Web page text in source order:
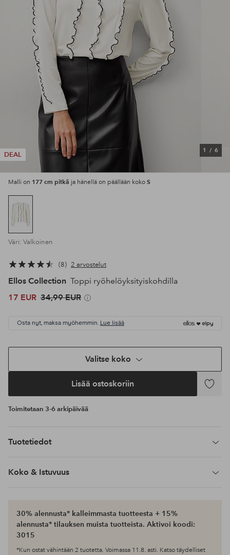
DEAL
1 / 6
Malli on 177 cm pitkä ja hänellä on päällään koko S
Väri: Valkoinen
8 2 arvostelut
Ellos Collection Toppi ryöhelöyksityiskohdilla
17 EUR 34,99 EUR
Osta nyt, maksa myöhemmin. Lue lisää
Valitse koko
Lisää ostoskoriin
Lisää
Toimitetaan 3-6 arkipäivää
Tuotetiedot
Koko & Istuvuus
30% alennusta* kalleimmasta tuotteesta + 15%
alennusta* tilauksen muista tuotteista. Aktivoi koodi:
3015
*Kun ostat vähintään 2 tuotetta. Voimassa 11.8. asti. Katso täydelliset